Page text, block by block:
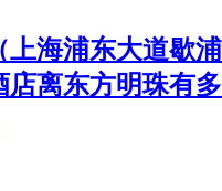
上海浦东大道歇浦
店离东方明珠有多